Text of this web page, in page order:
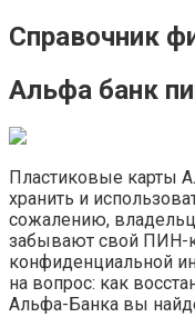
Справочник
Альфа банк
Пластиковые карты
хранить и
сожалению,
забывают свой ПИН-
конфиденциальной
на вопрос: как
Альфа-Банка вы